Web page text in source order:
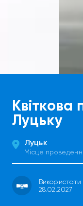
Квіткова
Луцьку
Луцьк
Місце
Використати
28.02.2027